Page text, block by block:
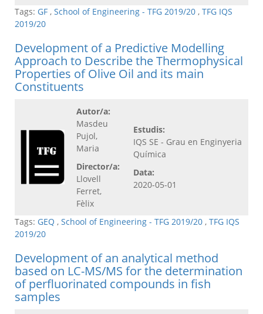
Tags: GF , School of Engineering - TFG 2019/20 , TFG IQS
2019/20
Development of a Predictive Modelling
Approach to Describe the Thermophysical
Properties of Olive Oil and its main
Constituents
Autor/a:
Masdeu
Pujol,
Maria
Director/a:
Llovell
Ferret,
Fèlix
Estudis:
IQS SE - Grau en Enginyeria
Química
Data:
2020-05-01
Tags: GEQ , School of Engineering - TFG 2019/20 , TFG IQS
2019/20
Development of an analytical method
based on LC-MS/MS for the determination
of perfluorinated compounds in fish
samples